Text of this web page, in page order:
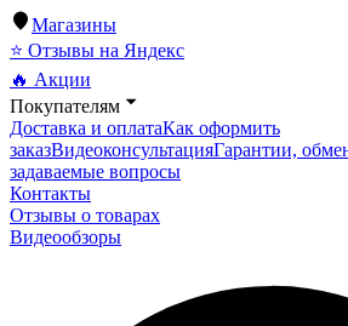
Магазины
⭐ Отзывы на Яндекс
🔥 Акции
Покупателям
Доставка и оплатаКак оформить
заказВидеоконсультацияГарантии,
задаваемые вопросы
Контакты
Отзывы о товарах
Видеообзоры